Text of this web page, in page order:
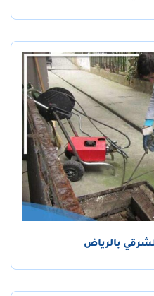
بالرياض